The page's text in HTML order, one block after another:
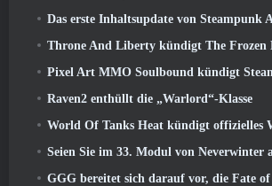
Das erste Inhaltsupdate von Steampunk ARPG Crystalfall soll auf
Throne And Liberty kündigt The Frozen
Pixel Art MMO Soulbound kündigt
Raven2 enthüllt die „Warlord“-Klasse
World Of Tanks Heat kündigt offizielles World Of Tanks
Seien Sie im 33. Modul von Neverwinter auf dem Eis
GGG bereitet sich darauf vor, die Fate of the Vaal-Ligen von Path of Exile 2 vor der Veröffentlichung von